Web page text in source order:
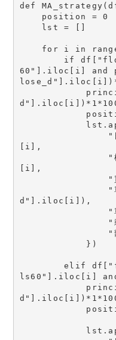
def
60"].iloc[i] and
[i],
[i],
d"].iloc[i]),
        elif df["fld014"].iloc[i] < df["c
ls60"].iloc[i]